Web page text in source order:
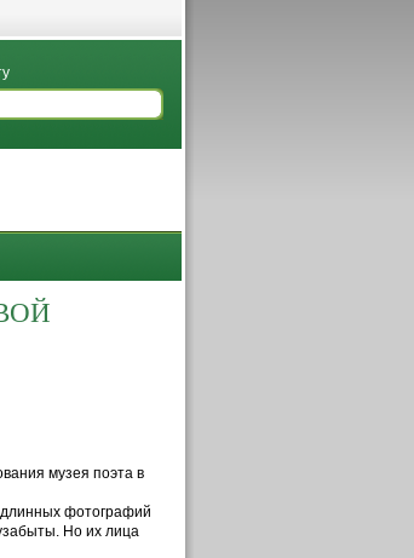
музея поэта в
фотографий
Но их лица